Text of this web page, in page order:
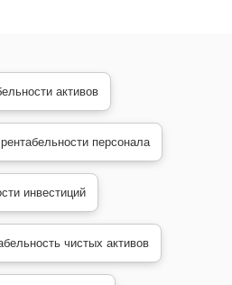
активов
персонала
инвестиций
чистых активов